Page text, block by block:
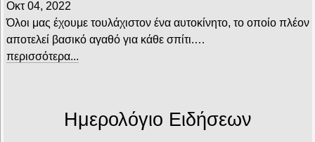
Οκτ 04, 2022
Όλοι μας έχουμε τουλάχιστον ένα αυτοκίνητο, το οποίο πλέον
αποτελεί βασικό αγαθό για κάθε σπίτι.…
περισσότερα...
Ημερολόγιο Ειδήσεων